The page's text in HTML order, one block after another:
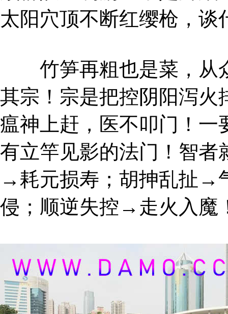
太阳穴顶不断红缨枪，谈
竹笋再粗也是菜，从
其宗！宗是把控阴阳泻火
瘟神上赶，医不叩门！一
有立竿见影的法门！智者
→耗元损寿；胡抻乱扯→
侵；顺逆失控→走火入魔